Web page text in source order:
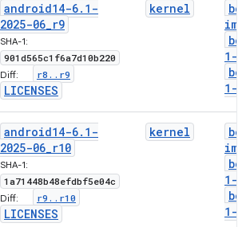
android14-6. 1-
2025-06_r9
SHA-1:
901d565c1f6a7d10b220
Diff: r8 . . r9
LICENSES
kernel
img
1-
1-
android14-6. 1-
2025-06_r10
SHA-1:
1a71448b48efdbf5e04c
Diff: r9 . . r10
LICENSES
kernel
img
1-
1-